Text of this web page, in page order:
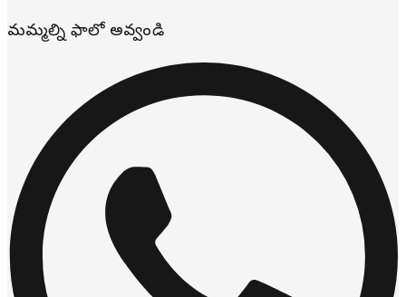
మమ్మల్ని ఫాలో అవ్వండి